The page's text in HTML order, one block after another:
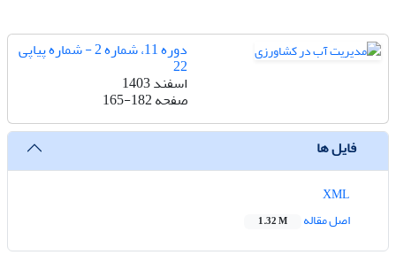
دوره 11، شماره 2 - شماره پیاپی
22
اسفند 1403
صفحه165-182
فایل ها
اصل مقاله
1.32 M